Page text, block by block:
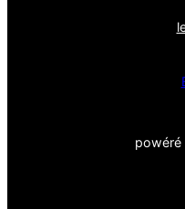
powéré